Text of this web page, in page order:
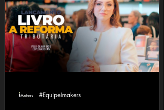
#EquipeImakers